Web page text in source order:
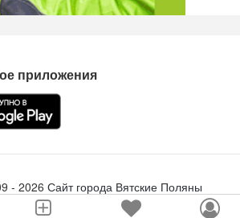
приложения
- 2026 Сайт города Вятские Поляны
Создание сайта
tabson.ru